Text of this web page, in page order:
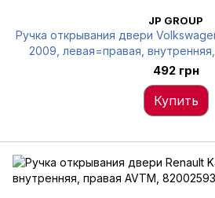
JP GROUP
Ручка открывания двери
2009, левая=правая,
1187800600
492 грн
Купить